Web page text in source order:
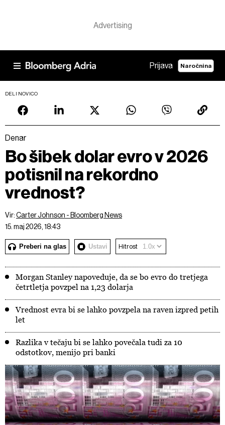
Prijava Naročnina
DELI NOVICO
Denar
Bo šibek dolar evro v 2026
potisnil na rekordno
vrednost?
Vir:Carter Johnson - Bloomberg News
15. maj 2026, 18:43
Preberi na glas Ustavi Hitrost
Morgan Stanley napoveduje, da se bo evro do tretjega
četrtletja povzpel na 1,23 dolarja
Vrednost evra bi se lahko povzpela na raven izpred petih
let
Razlika v tečaju bi se lahko povečala tudi za 10
odstotkov, menijo pri banki